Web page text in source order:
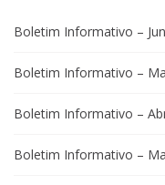
Boletim Informativo –
Boletim Informativo –
Boletim Informativo –
Boletim Informativo –